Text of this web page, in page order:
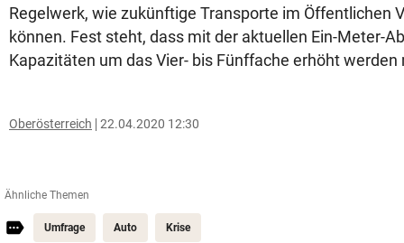
Regelwerk, wie zukünftige Transporte im Öffentlichen
können. Fest steht, dass mit der aktuellen Ein-Meter-
Kapazitäten um das Vier- bis Fünffache erhöht werden
Oberösterreich 22.04.2020 12:30
Ähnliche Themen
Umfrage Auto Krise